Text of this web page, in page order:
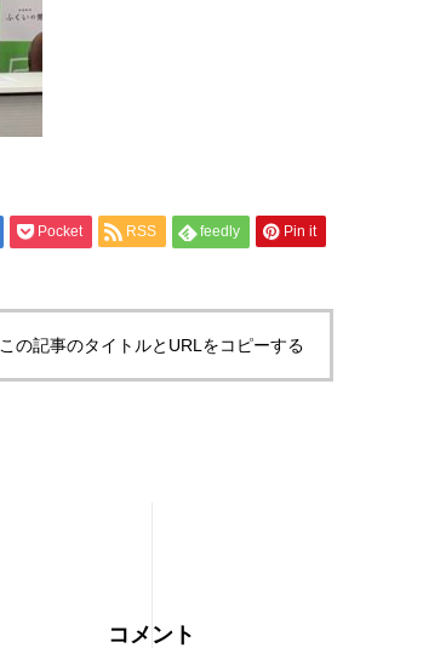
Pocket RSS feedly Pin it
この記事のタイトルとURLをコピーする
コメント